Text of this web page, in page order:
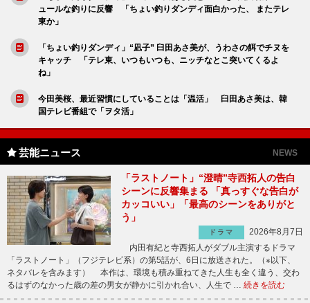
ュールな釣りに反響 「ちょい釣りダンディ面白かった、 またテレ
東か」
「ちょい釣りダンディ」“凪子” 臼田あさ美が、うわさの餌でチヌを
キャッチ 「テレ東、いつもいつも、ニッチなとこ突いてくるよ
ね」
今田美桜、最近習慣にしていることは「温活」 臼田あさ美は、韓
国テレビ番組で「ヲタ活」
芸能ニュース NEWS
「ラストノート」“澄晴”寺西拓人の告白
シーンに反響集まる 「真っすぐな告白が
カッコいい」「最高のシーンをありがと
う」
ドラマ
2026年8月7日
内田有紀と寺西拓人がダブル主演するドラマ
「ラストノート」（フジテレビ系）の第5話が、6日に放送された。（※以下、
ネタバレを含みます） 本作は、環境も積み重ねてきた人生も全く違う、交わ
るはずのなかった歳の差の男女が静かに引かれ合い、人生で … 続きを読む